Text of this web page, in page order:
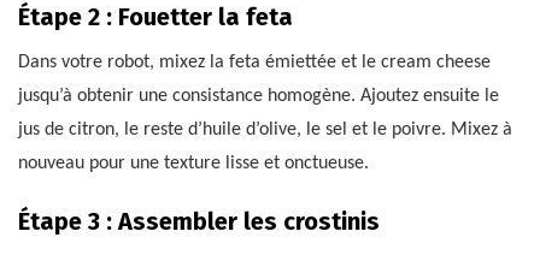
Étape 2 : Fouetter la feta
Dans votre robot, mixez la feta émiettée et le cream cheese
jusqu’à obtenir une consistance homogène. Ajoutez ensuite le
jus de citron, le reste d’huile d’olive, le sel et le poivre. Mixez à
nouveau pour une texture lisse et onctueuse.
Étape 3 : Assembler les crostinis